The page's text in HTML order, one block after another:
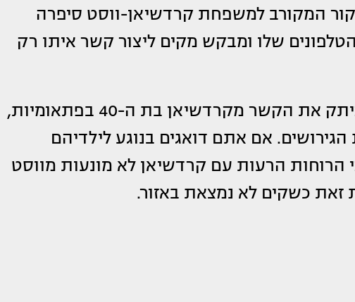
המקורב למשפחת קרדשיאן-ווסט סיפרה
שלו ומבקש מקים ליצור קשר איתו רק
עוד הוסיף המקור כי ווסט בן ה-43 ניתק את הקשר מקרדשיאן בת ה-40 בפתאומיות,
אם אתם דואגים בנוגע לילדיהם
הרוחות הרעות עם קרדשיאן לא מונעות מווסט
זאת כשקים לא נמצאת באזור.